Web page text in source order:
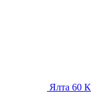
Ялта 60 К